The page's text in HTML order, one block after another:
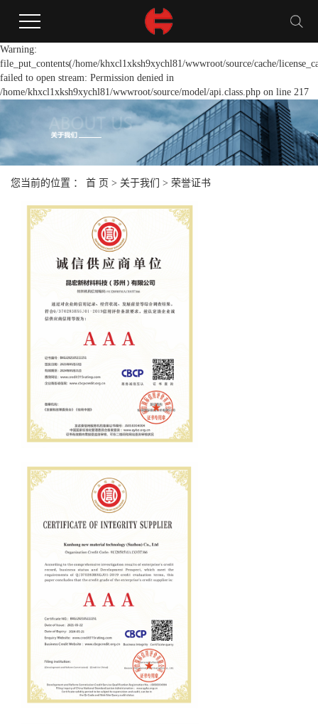
Warning:
file_put_contents(/home/khxcl1xksh9xychl81/wwwroot/source/cache/
failed to open stream: Permission denied in
/home/khxcl1xksh9xychl81/wwwroot/source/model/api.class.php on line 217
您当前的位置 ： 首 页 > 关于我们 > 荣誉证书